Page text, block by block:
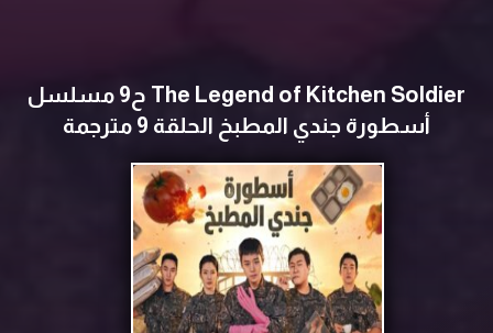
The Legend of Kitchen Soldier ح9 مسلسل
أسطورة جندي المطبخ الحلقة 9 مترجمة